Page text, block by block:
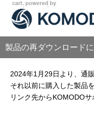
製品の再ダウンロード
2024年1月29日より、通
それ以前に購入した製品
リンク先からKOMODOサ